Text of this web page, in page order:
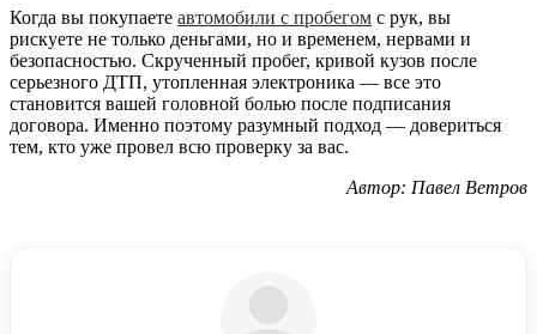
Когда вы покупаете автомобили с пробегом с рук, вы
рискуете не только деньгами, но и временем, нервами и
безопасностью. Скрученный пробег, кривой кузов после
серьезного ДТП, утопленная электроника — все это
становится вашей головной болью после подписания
договора. Именно поэтому разумный подход — довериться
тем, кто уже провел всю проверку за вас.
Автор: Павел Ветров